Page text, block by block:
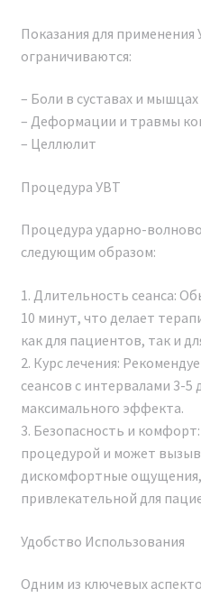
профессиональную
покупки, а также полное
Наши
ОБУЧЕНИЕ
АППАРАТЕ
Показания для
ограничиваются:
– Боли в суставax и мышцах
– Деформации и травмы
– Целлюлит
Процедура УВТ
Процедура ударно-
следующим образом:
1. Длительность сеанса:
10 минут, что делает
как для пациентов, так и
2. Курс лечения:
сеансов с интервалами 3-5
максимального эффекта.
3. Безопасность и
процедурой и может
дискомфортные ощущения,
привлекательной для
Удобство Использования
Одним из ключевых